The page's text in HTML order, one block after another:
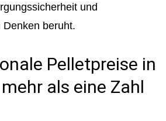
und
beruht.
Pelletpreise in
als eine Zahl